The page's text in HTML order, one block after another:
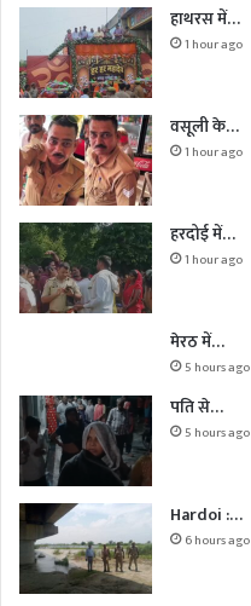
हाथरस में…
1 hour ago
वसूली के…
1 hour ago
हरदोई में…
1 hour ago
मेरठ में…
5 hours ago
पति से…
5 hours ago
Hardoi :…
6 hours ago